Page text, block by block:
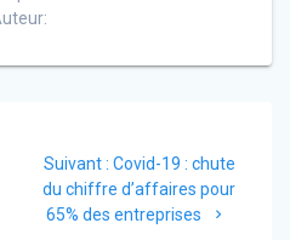
Suivant : Article
suivant
:
Covid-19 : chute
du chiffre d’affaires pour
65% des entreprises